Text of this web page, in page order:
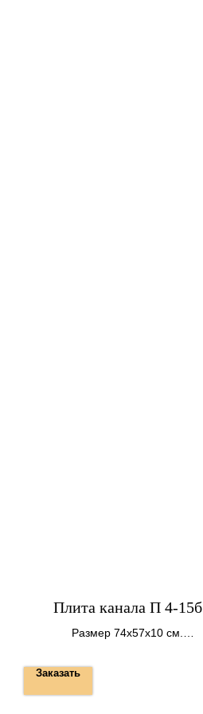
Плита канала П 4-15б
Размер 74х57х10 см.
Заказать